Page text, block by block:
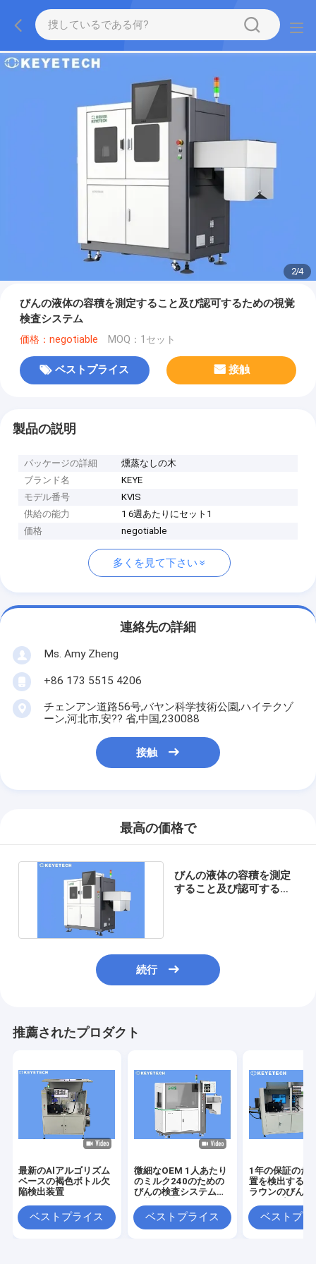
2/4
びんの液体の容積を測定すること及び認可するための視覚
検査システム
価格：negotiable MOQ：1セット
ベストプライス 接触
製品の説明
パッケージの詳細
燻蒸なしの木
ブランド名
KEYE
モデル番号
KVIS
供給の能力
1 6週あたりにセット1
価格
negotiable
多くを見て下さい
連絡先の詳細
Ms. Amy Zheng
+86 173 5515 4206
チェンアン道路56号,バヤン科学技術公園,ハイテクゾ
ーン,河北市,安?? 省,中国,230088
接触
最高の価格で
びんの液体の容積を測定
すること及び認可するた
続行
推薦されたプロダクト
最新のAlアルゴリズム
ベースの褐色ボトル欠
陥検出装置
ベストプライス
微細なOEM 1人あたり
のミルク240のための
びんの検査システムは
ベストプライス
1年の保証のた
置を検出する特
ラウンのびんの
ベストプラ